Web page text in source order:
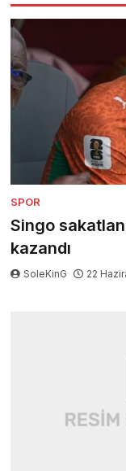
SPOR
Singo
kazandı
SoleKinG 22